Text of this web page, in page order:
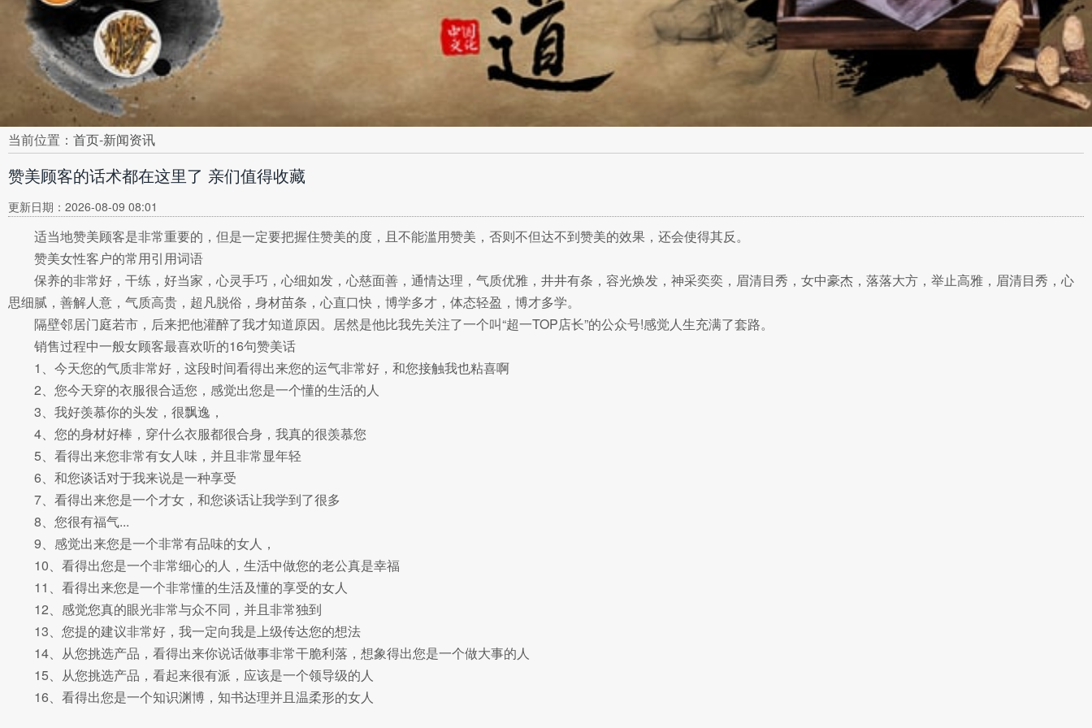
当前位置： 首页-新闻资讯
赞美顾客的话术都在这里了 亲们值得收藏
更新日期：2026-08-09 08:01
适当地赞美顾客是非常重要的，但是一定要把握住赞美的度，且不能滥用赞美，否则不但达不到赞美的效果，还会使得其反。
赞美女性客户的常用引用词语
保养的非常好，干练，好当家，心灵手巧，心细如发，心慈面善，通情达理，气质优雅，井井有条，容光焕发，神采奕奕，眉清目秀，女中豪杰，落落大方，举止高雅，眉清目秀，心
思细腻，善解人意，气质高贵，超凡脱俗，身材苗条，心直口快，博学多才，体态轻盈，博才多学。
隔壁邻居门庭若市，后来把他灌醉了我才知道原因。居然是他比我先关注了一个叫“超一TOP店长”的公众号!感觉人生充满了套路。
销售过程中一般女顾客最喜欢听的16句赞美话
1、今天您的气质非常好，这段时间看得出来您的运气非常好，和您接触我也粘喜啊
2、您今天穿的衣服很合适您，感觉出您是一个懂的生活的人
3、我好羡慕你的头发，很飘逸，
4、您的身材好棒，穿什么衣服都很合身，我真的很羡慕您
5、看得出来您非常有女人味，并且非常显年轻
6、和您谈话对于我来说是一种享受
7、看得出来您是一个才女，和您谈话让我学到了很多
8、您很有福气...
9、感觉出来您是一个非常有品味的女人，
10、看得出您是一个非常细心的人，生活中做您的老公真是幸福
11、看得出来您是一个非常懂的生活及懂的享受的女人
12、感觉您真的眼光非常与众不同，并且非常独到
13、您提的建议非常好，我一定向我是上级传达您的想法
14、从您挑选产品，看得出来你说话做事非常干脆利落，想象得出您是一个做大事的人
15、从您挑选产品，看起来很有派，应该是一个领导级的人
16、看得出您是一个知识渊博，知书达理并且温柔形的女人